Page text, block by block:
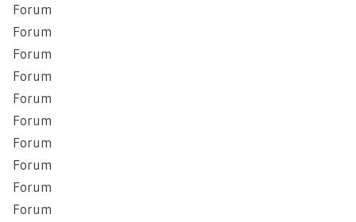
Forum
Forum
Forum
Forum
Forum
Forum
Forum
Forum
Forum
Forum